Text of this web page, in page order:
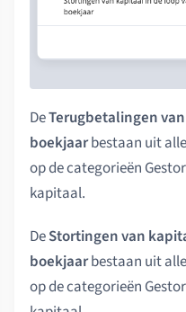
DeTerugbetalingen
boekjaarbestaan uit alle
op de categorieën
kapitaal.
DeStortingen van
boekjaarbestaan uit alle
op de categorieën